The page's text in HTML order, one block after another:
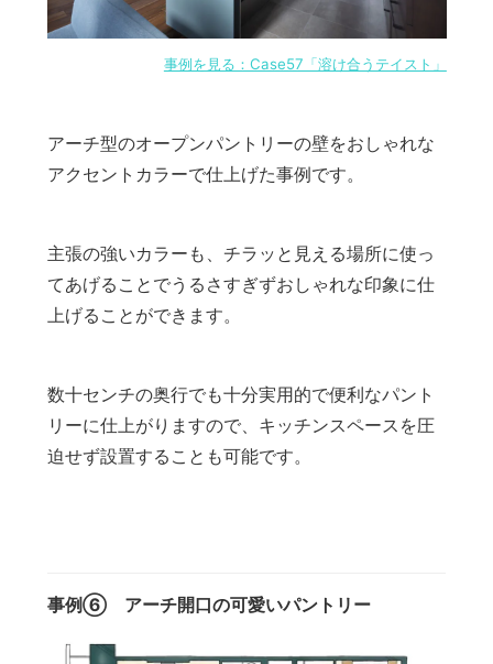
事例を見る：Case57「溶け合うテイスト」
アーチ型のオープンパントリーの壁をおしゃれな
アクセントカラーで仕上げた事例です。
主張の強いカラーも、チラッと見える場所に使っ
てあげることでうるさすぎずおしゃれな印象に仕
上げることができます。
数十センチの奥行でも十分実用的で便利なパント
リーに仕上がりますので、キッチンスペースを圧
迫せず設置することも可能です。
事例⑥ アーチ開口の可愛いパントリー